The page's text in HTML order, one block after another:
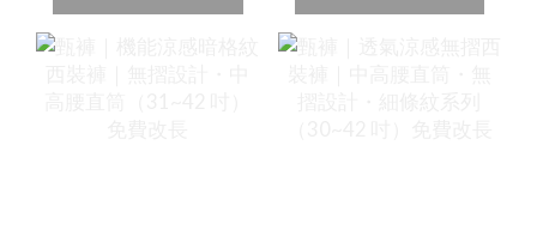
（32~38 吋）免
吋）免費改長